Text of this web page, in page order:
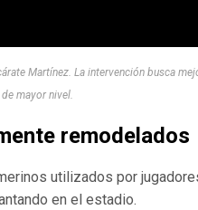
Martínez. La intervención busca
mayor nivel.
remodelados
utilizados por
en el estadio.